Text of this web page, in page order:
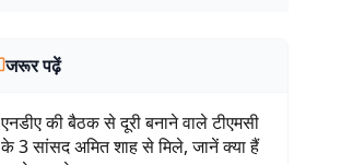
जरूर पढ़ें
एनडीए की बैठक से दूरी बनाने वाले टीएमसी
के 3 सांसद अमित शाह से मिले, जानें क्या हैं